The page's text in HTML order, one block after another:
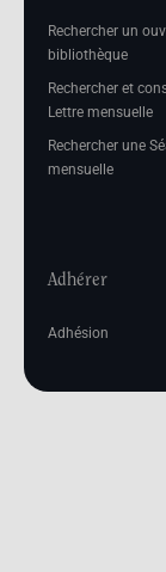
Rechercher un
bibliothèque
Rechercher et
Lettre mensuelle
Rechercher une
mensuelle
Adhérer
Adhésion